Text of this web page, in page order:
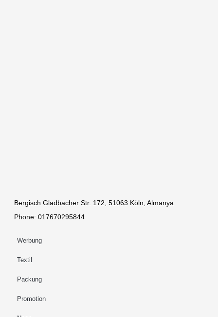
Bergisch Gladbacher Str. 172, 51063 Köln, Almanya
Phone: 017670295844
Werbung
Textil
Packung
Promotion